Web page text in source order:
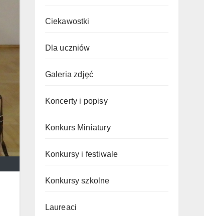
Ciekawostki
Dla uczniów
Galeria zdjęć
Koncerty i popisy
Konkurs Miniatury
Konkursy i festiwale
Konkursy szkolne
Laureaci